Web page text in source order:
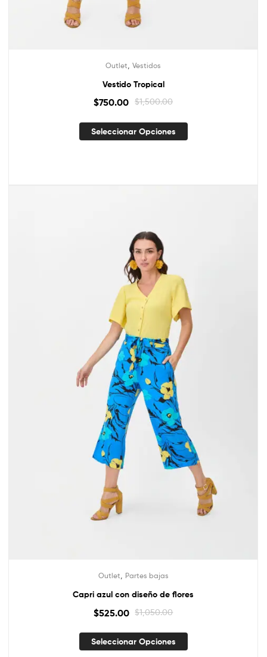
Outlet Vestidos
Vestido Tropical
$1,500.00
$750.00
Seleccionar Opciones
Outlet Partes bajas
Capri azul con diseño de flores
$1,050.00
$525.00
Seleccionar Opciones